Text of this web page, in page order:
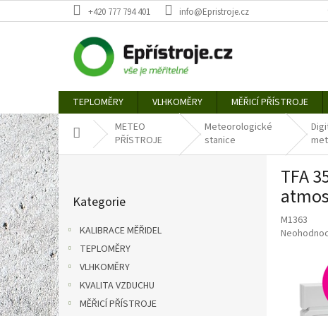
na
+420 777 794 401 info@Epristroje.cz
TEPLOMĚRY VLHKOMĚRY MĚŘICÍ PŘÍSTROJE
Domů METEO
PŘÍSTROJE
Meteorologické
stanice
P
o
s
t
r
a
n
n
í
p
kategorie
Kategorie
KALIBRACE MĚŘIDEL
TEPLOMĚRY
VLHKOMĚRY
KVALITA VZDUCHU
MĚŘICÍ PŘÍSTROJE
TFA
M1363
Průměrné